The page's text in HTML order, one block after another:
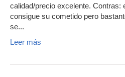
calidad/precio excelente. Contras:
consigue su cometido pero
se...
Leer más